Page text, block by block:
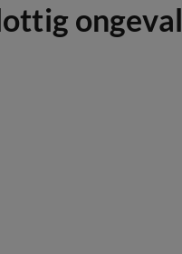
ongeval